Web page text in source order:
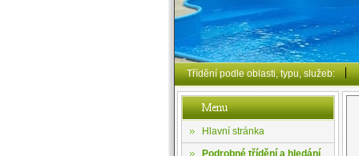
Třídění podle oblasti, typu, služeb:
Hlavní stránka
Podrobné třídění a hledání